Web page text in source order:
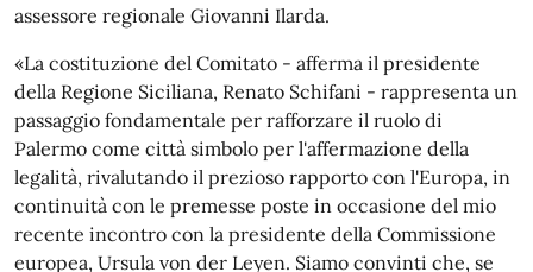
assessore regionale Giovanni Ilarda.
«La costituzione del Comitato - afferma il presidente
della Regione Siciliana, Renato Schifani - rappresenta un
passaggio fondamentale per rafforzare il ruolo di
Palermo come città simbolo per l'affermazione della
legalità, rivalutando il prezioso rapporto con l'Europa, in
continuità con le premesse poste in occasione del mio
recente incontro con la presidente della Commissione
europea, Ursula von der Leyen. Siamo convinti che, se